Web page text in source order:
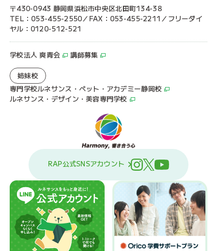
〒430-0943 静岡県浜松市中央区北田町134-38
TEL：053-455-2550／FAX：053-455-2211／フリーダイ
ヤル：0120-512-521
学校法人 爽青会 講師募集
姉妹校
専門学校ルネサンス・ペット・アカデミー静岡校
ルネサンス・デザイン・美容専門学校
RAP公式SNSアカウント